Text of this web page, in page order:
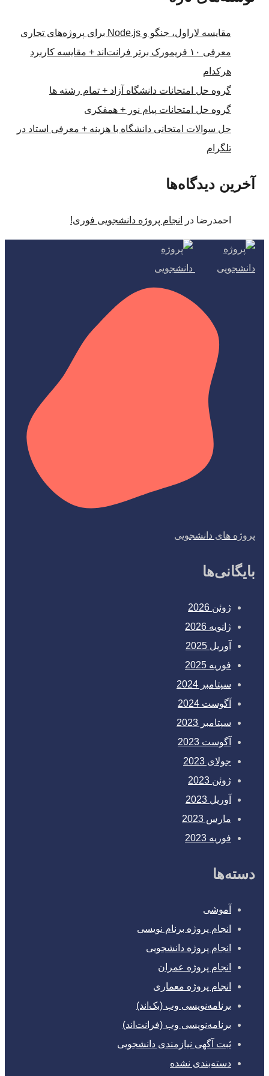
مقایسه لاراول، جنگو و Node.js برای پروژه‌های تجاری
معرفی ۱۰ فریمورک برتر فرانت‌اند + مقایسه کاربرد
هرکدام
گروه حل امتحانات دانشگاه آزاد + تمام رشته ها
گروه حل امتحانات پیام نور + همفکری
حل سوالات امتحانی دانشگاه با هزینه + معرفی استاد در
تلگرام
آخرین دیدگاه‌ها
احمدرضا در انجام پروژه دانشجویی فوری!
پروژه های دانشجویی
بایگانی‌ها
ژوئن 2026
ژانویه 2026
آوریل 2025
فوریه 2025
سپتامبر 2024
آگوست 2024
سپتامبر 2023
آگوست 2023
جولای 2023
ژوئن 2023
آوریل 2023
مارس 2023
فوریه 2023
دسته‌ها
آموشی
انجام پروژه برنام نویسی
انجام پروژه دانشجویی
انجام پروژه عمران
انجام پروژه معماری
برنامه‌نویسی وب (بک‌اند)
برنامه‌نویسی وب (فرانت‌اند)
ثبت آگهی نیازمندی دانشجویی
دسته‌بندی نشده